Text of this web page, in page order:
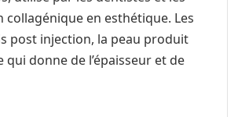
en esthétique. Les
post injection, la peau produit
qui donne de l’épaisseur et de